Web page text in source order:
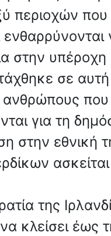
περιοχών
στην
σε
ανθρώπους
για τη
στην εθνική
της
κλείσει έως